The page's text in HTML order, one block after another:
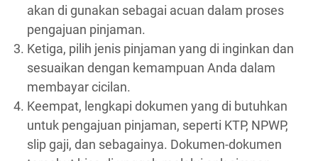
akan di gunakan sebagai acuan dalam proses
pengajuan pinjaman.
Ketiga, pilih jenis pinjaman yang di inginkan dan
sesuaikan dengan kemampuan Anda dalam
membayar cicilan.
Keempat, lengkapi dokumen yang di butuhkan
untuk pengajuan pinjaman, seperti KTP, NPWP,
slip gaji, dan sebagainya. Dokumen-dokumen